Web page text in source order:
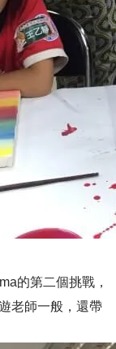
的第二個挑戰，
老師一般，還帶